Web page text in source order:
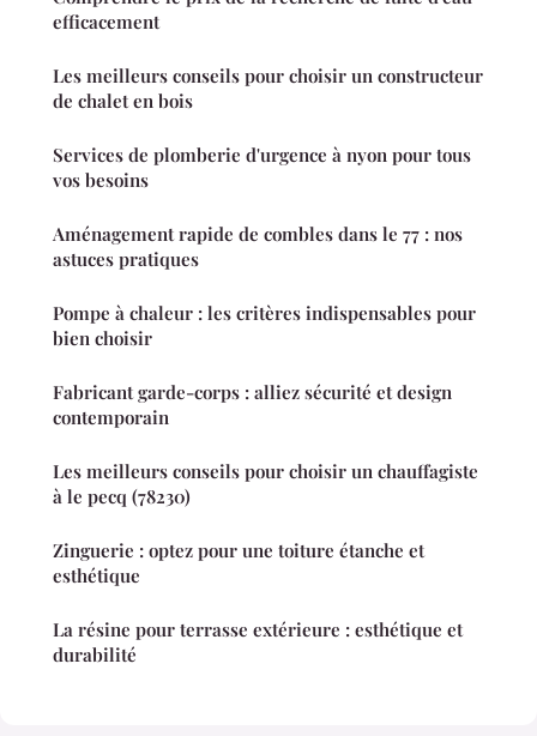
efficacement
Les meilleurs conseils pour choisir un constructeur
de chalet en bois
Services de plomberie d'urgence à nyon pour tous
vos besoins
Aménagement rapide de combles dans le 77 : nos
astuces pratiques
Pompe à chaleur : les critères indispensables pour
bien choisir
Fabricant garde-corps : alliez sécurité et design
contemporain
Les meilleurs conseils pour choisir un chauffagiste
à le pecq (78230)
Zinguerie : optez pour une toiture étanche et
esthétique
La résine pour terrasse extérieure : esthétique et
durabilité